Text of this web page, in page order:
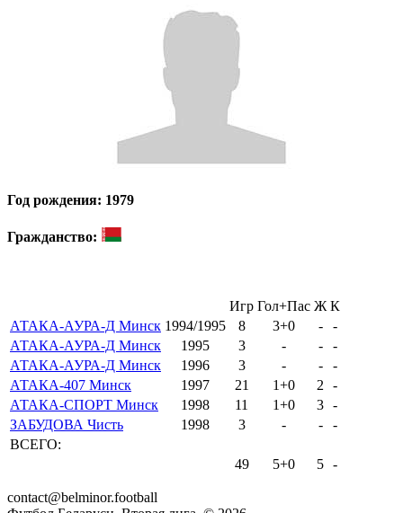
Год рождения: 1979
Гражданство:
Игр Гол+Пас Ж К
АТАКА-АУРА-Д Минск 1994/1995 8 3+0 -
-
АТАКА-АУРА-Д Минск
1995 3 - -
-
АТАКА-АУРА-Д Минск
1996 3 - -
-
АТАКА-407 Минск
1997 21 1+0 2
-
АТАКА-СПОРТ Минск
1998 11 1+0 3 -
ЗАБУДОВА Чисть
1998 3 - -
-
ВСЕГО:
49
5+0 5 -
contact@belminor.football